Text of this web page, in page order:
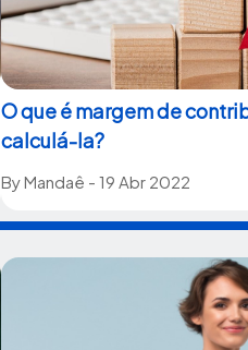
O que é margem de
calculá-la?
ByMandaê - 19 Abr 2022